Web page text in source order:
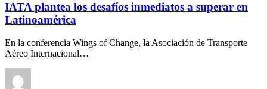
IATA plantea los desafíos inmediatos a superar en
Latinoamérica
En la conferencia Wings of Change, la Asociación de Transporte
Aéreo Internacional…